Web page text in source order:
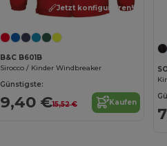
Jetzt konfigurieren!
B&C B601B
Sirocco / Kinder Windbreaker
Günstigste:
9,40 €15,52 € Kaufen